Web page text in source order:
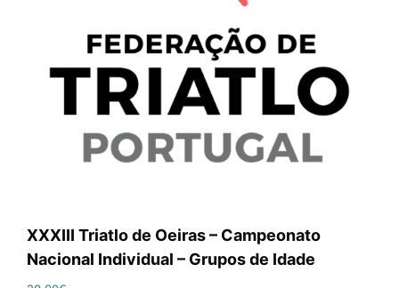
XXXIII Triatlo de Oeiras – Campeonato
Nacional Individual – Grupos de Idade